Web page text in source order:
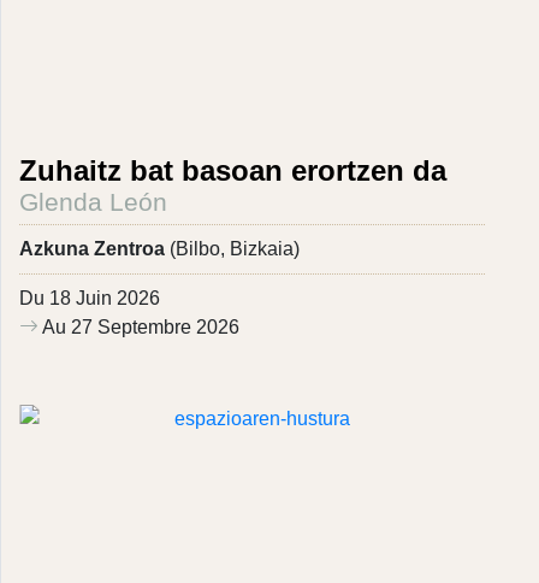
Zuhaitz bat basoan erortzen da
Glenda León
Azkuna Zentroa (Bilbo, Bizkaia)
Du 18 Juin 2026
Au 27 Septembre 2026